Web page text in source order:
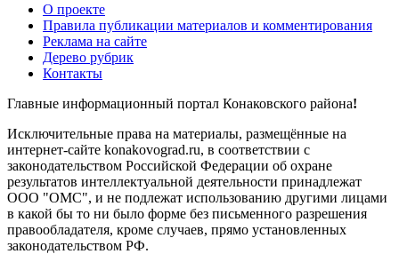
О проекте
Правила публикации материалов и комментирования
Реклама на сайте
Дерево рубрик
Контакты
Главные информационный портал Конаковского района!
Исключительные права на материалы, размещённые на
интернет-сайте konakovograd.ru, в соответствии с
законодательством Российской Федерации об охране
результатов интеллектуальной деятельности принадлежат
ООО "ОМС", и не подлежат использованию другими лицами
в какой бы то ни было форме без письменного разрешения
правообладателя, кроме случаев, прямо установленных
законодательством РФ.